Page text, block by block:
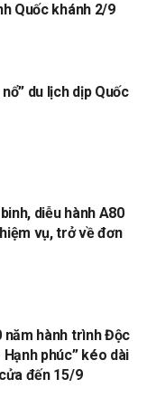
Quốc khánh 2/9
du lịch dịp Quốc
diễu hành A80
vụ, trở về đơn
năm hành trình Độc
phúc” kéo dài
đến 15/9